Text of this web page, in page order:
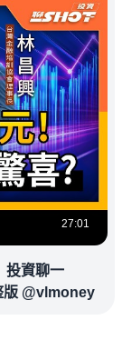
27:01
投資聊一
版 @vlmoney